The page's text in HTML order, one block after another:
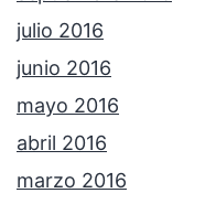
julio 2016
junio 2016
mayo 2016
abril 2016
marzo 2016